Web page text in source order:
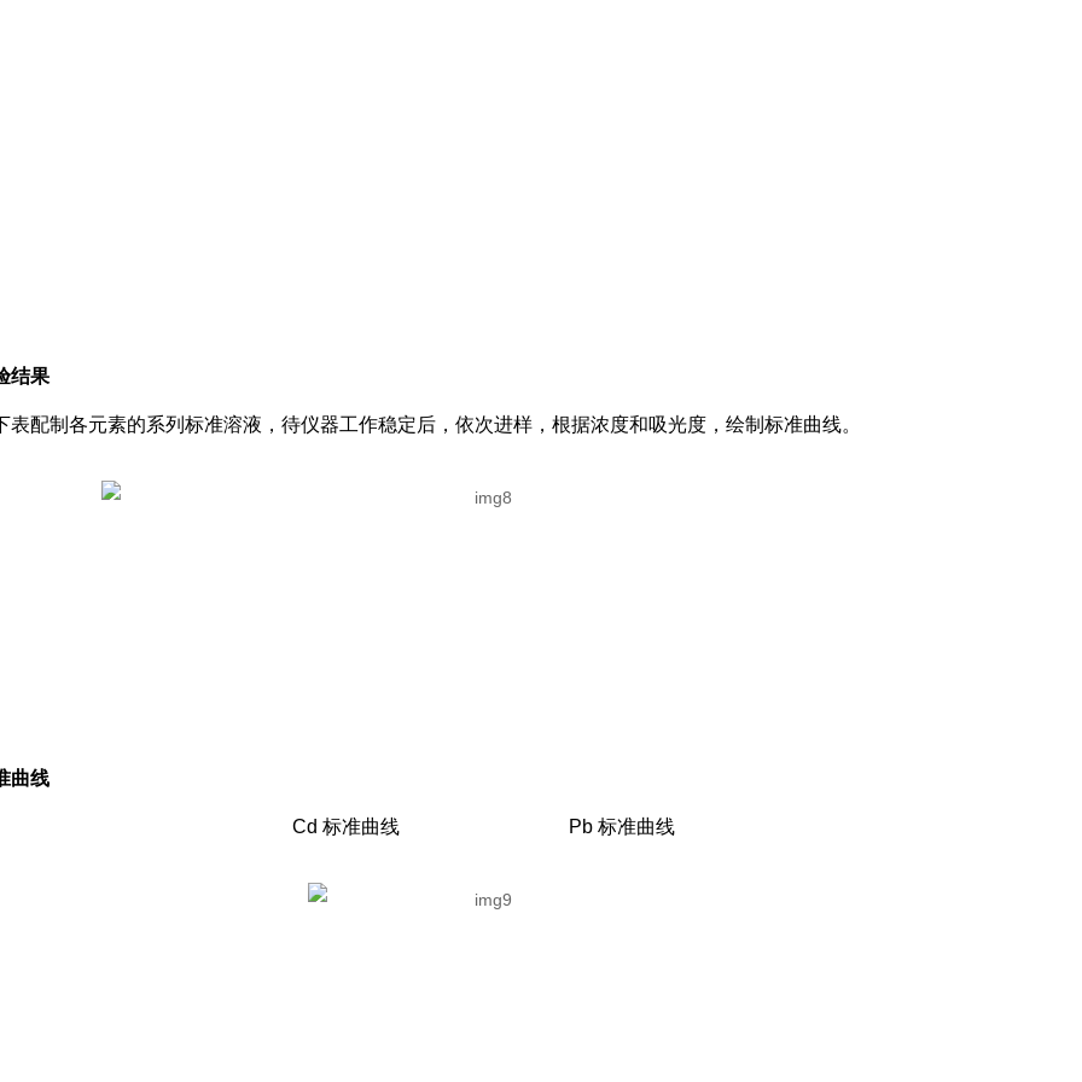
结果
表配制各元素的系列标准溶液，待仪器工作稳定后，依次进样，根据浓度和吸光度，绘制标准曲线。
曲线
Cd 标准曲线 Pb 标准曲线